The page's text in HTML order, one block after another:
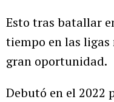
Esto tras batallar
tiempo en las ligas
gran oportunidad.
Debutó en el 2022